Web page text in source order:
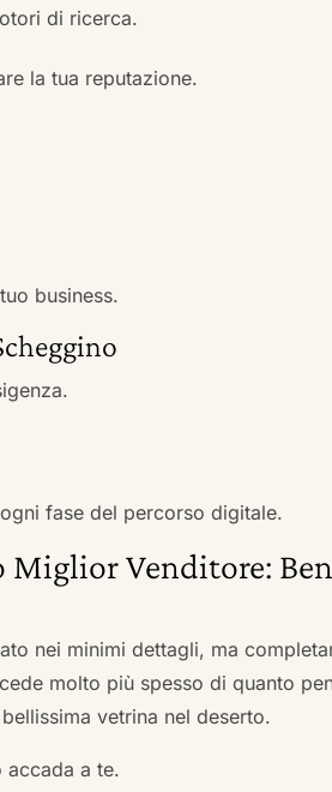
di ricerca.
la tua reputazione.
business.
fase del percorso digitale.
Miglior Venditore:
nei minimi dettagli, ma
molto più spesso di quanto
vetrina nel deserto.
accada a te.